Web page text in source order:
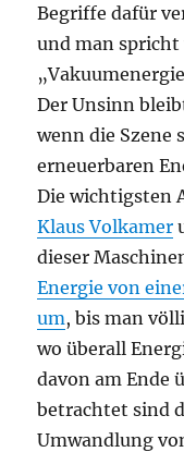
Begriffe dafür
und man spricht
Der Unsinn
wenn die Szene
erneuerbaren
Die wichtigsten
Klaus Volkamer
dieser
Energie von
um, bis man
wo überall
davon am Ende
betrachtet sind
Umwandlung